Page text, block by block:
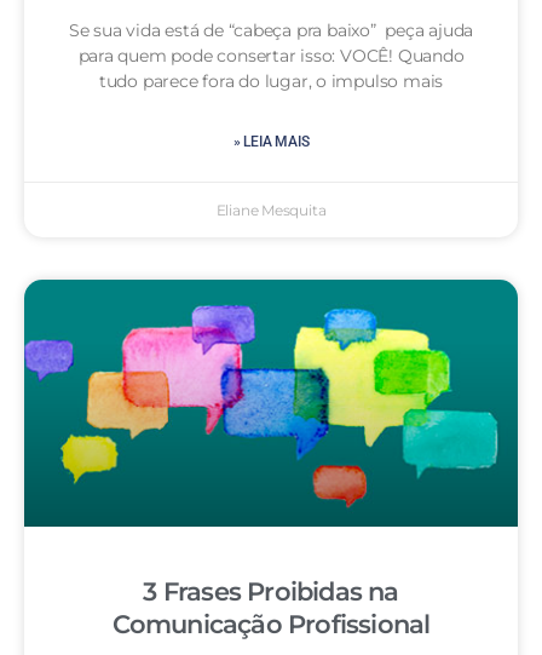
Se sua vida está de “cabeça pra baixo” peça ajuda
para quem pode consertar isso: VOCÊ! Quando
tudo parece fora do lugar, o impulso mais
» LEIA MAIS
Eliane Mesquita
3 Frases Proibidas na
Comunicação Profissional